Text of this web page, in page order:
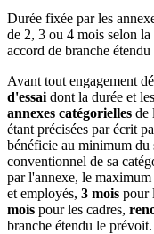
Durée fixée par les
de 2, 3 ou 4 mois selon
accord de branche
Avant tout engagement
d'essai dont la durée et
annexes catégorielles de
étant précisées par écrit
bénéficie au minimum
conventionnel de sa
par l'annexe, le
et employés, 3 mois pour
mois pour les cadres,
branche étendu le prévoit.